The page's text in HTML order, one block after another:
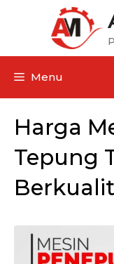
Menu
Harga
Tepung